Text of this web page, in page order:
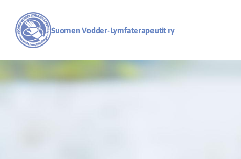
Siirry
sivun
sisältöön
Suomen Vodder-Lymfaterapeutit ry